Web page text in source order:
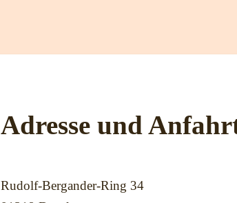
Adresse und
Rudolf-Bergander-Ring 34